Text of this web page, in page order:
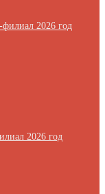
филиал 2026 год
2026 год